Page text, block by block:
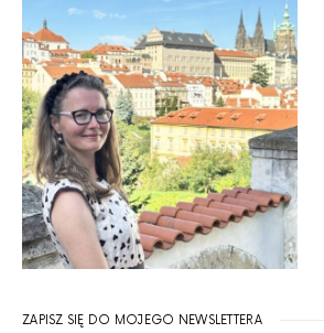
ZAPISZ SIĘ DO MOJEGO NEWSLETTERA